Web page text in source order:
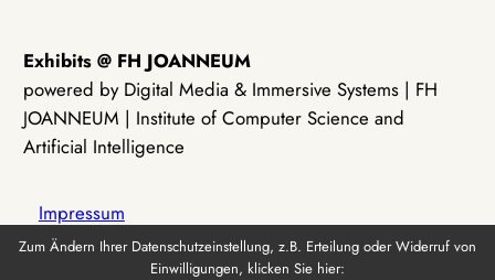
Exhibits @ FH JOANNEUM
powered by Digital Media & Immersive Systems | FH
JOANNEUM | Institute of Computer Science and
Artificial Intelligence
Impressum
Zum Ändern Ihrer Datenschutzeinstellung, z.B. Erteilung oder Widerruf von
Einwilligungen, klicken Sie hier: